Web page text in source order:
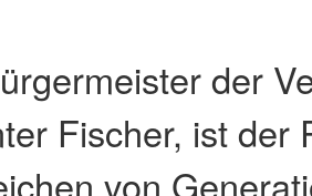
der
Fischer, ist der
von